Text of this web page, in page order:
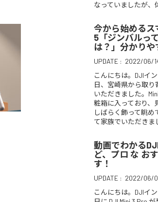
なっていましたが
今から始めるス
5「ジンバルっ
は？」分かり
UPDATE : 2022/06/
こんにちは。DJIイ
日、宮崎県から取り
いただきました。
粧箱に入っており、
しばらく飾って眺
て家族でいただき
動画でわかる
ど、プロ な お
す！
UPDATE : 2022/06/
こんにちは。DJIイ